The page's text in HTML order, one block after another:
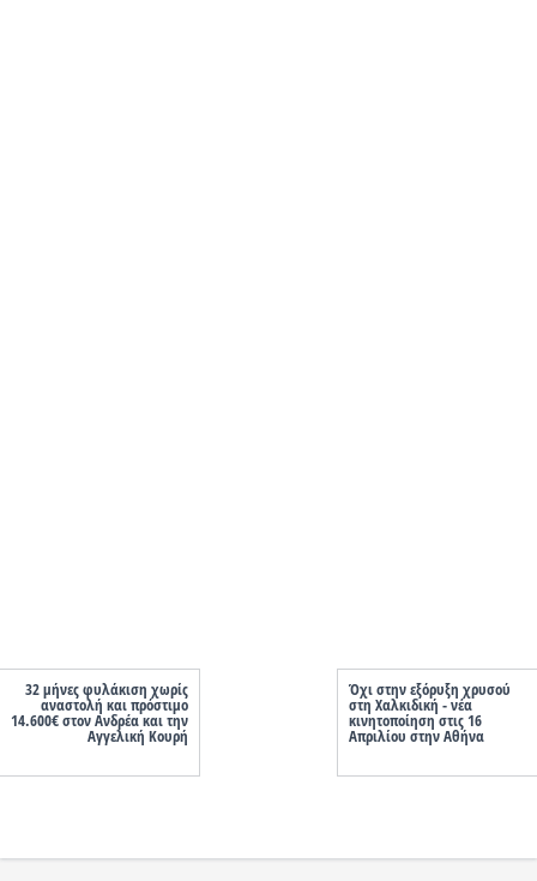
32 μήνες φυλάκιση χωρίς
αναστολή και πρόστιμο
14.600€ στον Ανδρέα και την
Αγγελική Κουρή
Όχι στην εξόρυξη χρυσού
στη Χαλκιδική - νέα
κινητοποίηση στις 16
Απριλίου στην Αθήνα